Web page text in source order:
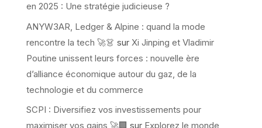
en 2025 : Une stratégie judicieuse ?
ANYW3AR, Ledger & Alpine : quand la mode
rencontre la tech 🚀👗 sur Xi Jinping et Vladimir
Poutine unissent leurs forces : nouvelle ère
d’alliance économique autour du gaz, de la
technologie et du commerce
SCPI : Diversifiez vos investissements pour
maximiser vos gains 🚀🏢 sur Explorez le monde